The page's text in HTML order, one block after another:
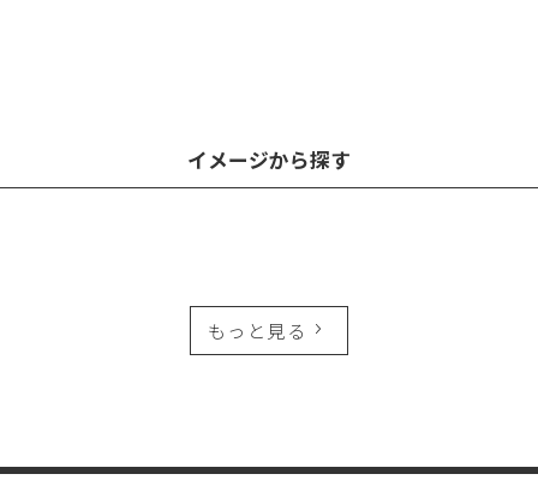
イメージから探す
もっと見る